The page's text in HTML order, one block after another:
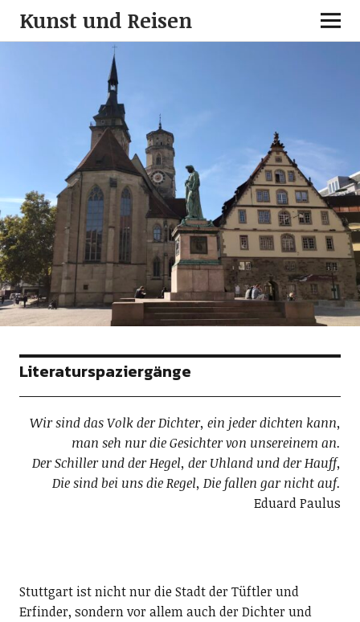
Kunst und Reisen
Literaturspaziergänge
Wir sind das Volk der Dichter, ein jeder dichten kann,
man seh nur die Gesichter von unsereinem an.
Der Schiller und der Hegel, der Uhland und der Hauff,
Die sind bei uns die Regel, Die fallen gar nicht auf.
Eduard Paulus
Stuttgart ist nicht nur die Stadt der Tüftler und
Erfinder, sondern vor allem auch der Dichter und